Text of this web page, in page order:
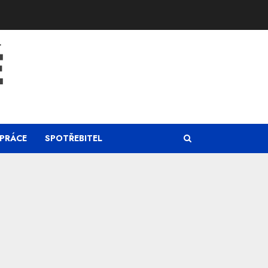
PRÁCE SPOTŘEBITEL